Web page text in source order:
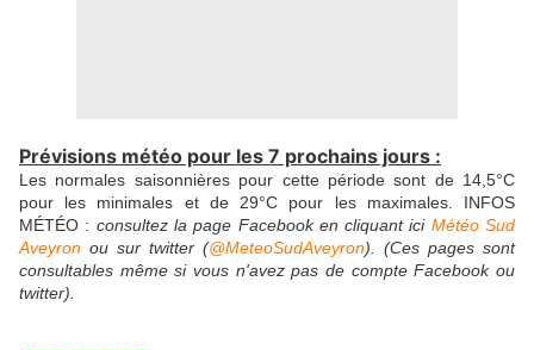
Prévisions météo pour les 7 prochains jours :
Les normales saisonnières pour cette période sont de 14,5°C
pour les minimales et de 29°C pour les maximales. INFOS
MÉTÉO : consultez la page Facebook en cliquant ici Météo Sud
Aveyron ou sur twitter (@MeteoSudAveyron). (Ces pages sont
consultables même si vous n'avez pas de compte Facebook ou
twitter).